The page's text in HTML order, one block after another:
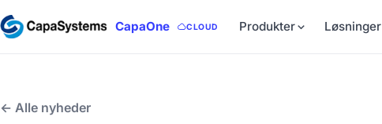
CapaOne CLOUD Produkter Løsninger
← Alle nyheder